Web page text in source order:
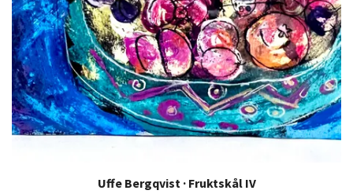
Uffe Bergqvist · Fruktskål IV